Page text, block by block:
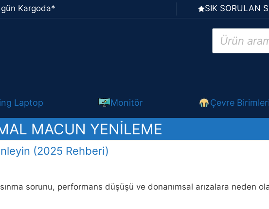
Kargoda* SIK SORULAN
Products
search
Laptop Monitör Çevre Birimleri
MACUN YENILEME
(2025 Rehberi)
sorunu, performans düşüşü ve donanımsal arızalara neden